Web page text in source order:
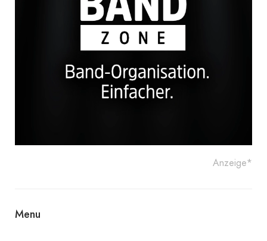
Anzeige*
Menu